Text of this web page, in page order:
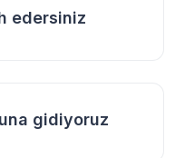
edersiniz
gidiyoruz